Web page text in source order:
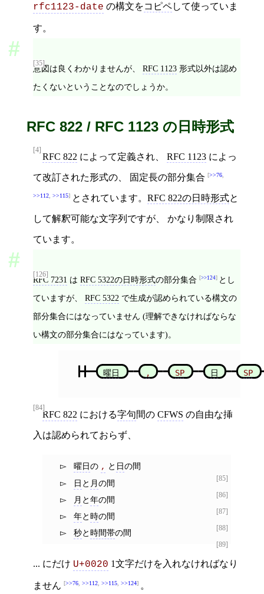
rfc1123-date の構文をコピペして使っていま
す。
[35]
意図は良くわかりませんが、 RFC 1123 形式以外は認め
たくないということなのでしょうか。
RFC 822 / RFC 1123 の日時形式
[4]
RFC 822 によって定義され、 RFC 1123 によっ
て改訂された形式の、 固定長の部分集合 >>76
>>112 >>115 とされています。 RFC 822の日時形式と
して解釈可能な文字列ですが、 かなり制限され
ています。
[126]
RFC 7231 は RFC 5322の日時形式の部分集合 >>124
とし
ていますが、 RFC 5322 で生成が認められている構文の
部分集合にはなっていません (理解できなければならな
い構文の部分集合にはなっています)。
曜日 , SP 日 SP
[84]
RFC 822 における字句間の CFWS の自由な挿
入は認められておらず、
[85]
曜日の , と 日の間
[86]
日 と 月の間
[87]
月 と年の間
[88]
年と時の間
[89]
秒と時間帯の間
... にだけ U+0020 1文字だけを入れなければなり
ません >>76 >>112 >>115 >>124 。